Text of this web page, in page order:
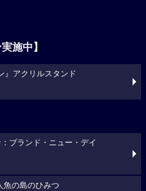
施中】
』アクリルスタンド
ブランド・ニュー・デイ
の島のひみつ